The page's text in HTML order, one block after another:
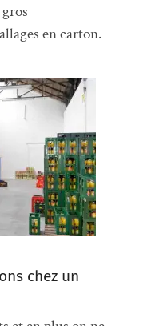
en carton.
chez un